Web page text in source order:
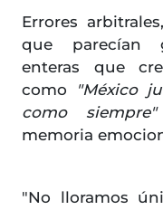
Errores
que parecían
enteras que
como
"México
como siempre"
memoria
"No lloramos